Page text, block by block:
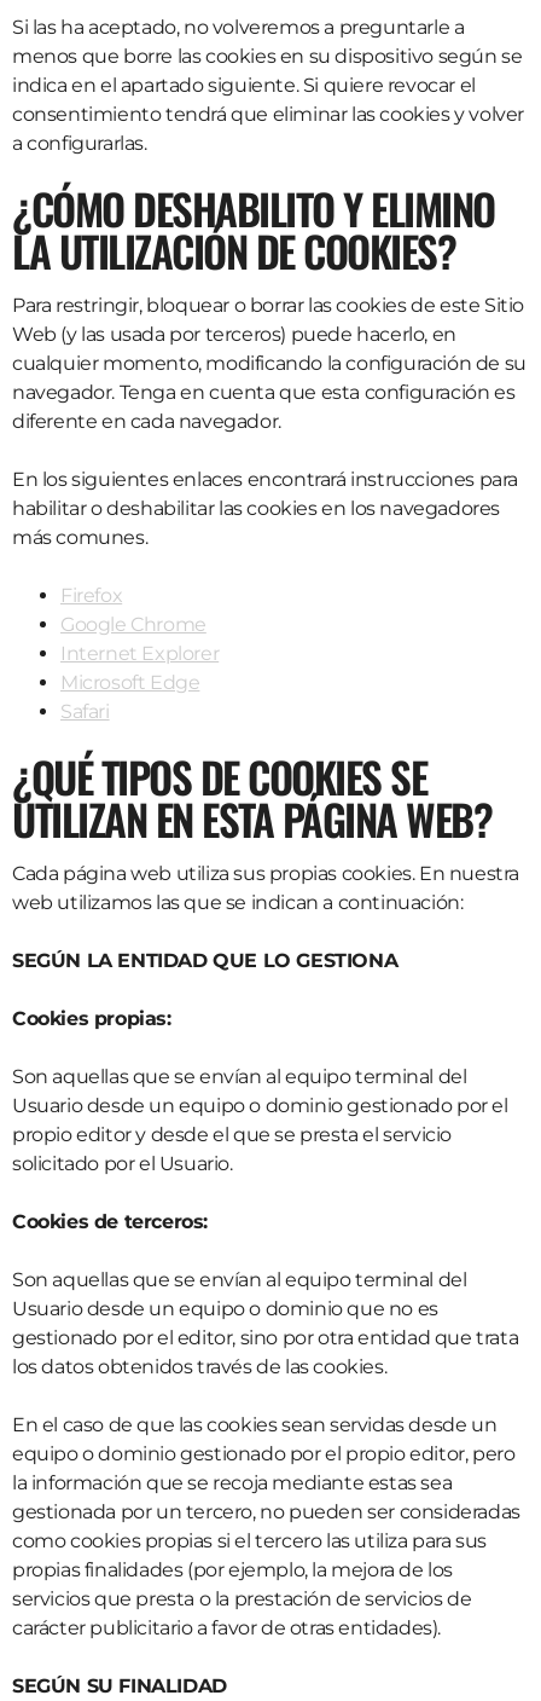
Si las ha aceptado, no volveremos a preguntarle a
menos que borre las cookies en su dispositivo según se
indica en el apartado siguiente. Si quiere revocar el
consentimiento tendrá que eliminar las cookies y volver
a configurarlas.
¿CÓMO DESHABILITO Y ELIMINO
LA UTILIZACIÓN DE COOKIES?
Para restringir, bloquear o borrar las cookies de este Sitio
Web (y las usada por terceros) puede hacerlo, en
cualquier momento, modificando la configuración de su
navegador. Tenga en cuenta que esta configuración es
diferente en cada navegador.
En los siguientes enlaces encontrará instrucciones para
habilitar o deshabilitar las cookies en los navegadores
más comunes.
Firefox
Google Chrome
Internet Explorer
Microsoft Edge
Safari
¿QUÉ TIPOS DE COOKIES SE
UTILIZAN EN ESTA PÁGINA WEB?
Cada página web utiliza sus propias cookies. En nuestra
web utilizamos las que se indican a continuación:
SEGÚN LA ENTIDAD QUE LO GESTIONA
Cookies propias:
Son aquellas que se envían al equipo terminal del
Usuario desde un equipo o dominio gestionado por el
propio editor y desde el que se presta el servicio
solicitado por el Usuario.
Cookies de terceros:
Son aquellas que se envían al equipo terminal del
Usuario desde un equipo o dominio que no es
gestionado por el editor, sino por otra entidad que trata
los datos obtenidos través de las cookies.
En el caso de que las cookies sean servidas desde un
equipo o dominio gestionado por el propio editor, pero
la información que se recoja mediante estas sea
gestionada por un tercero, no pueden ser consideradas
como cookies propias si el tercero las utiliza para sus
propias finalidades (por ejemplo, la mejora de los
servicios que presta o la prestación de servicios de
carácter publicitario a favor de otras entidades).
SEGÚN SU FINALIDAD